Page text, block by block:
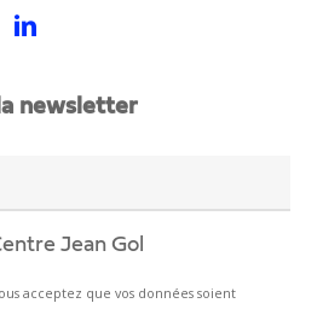
newsletter
Jean Gol
acceptez que vos données soient